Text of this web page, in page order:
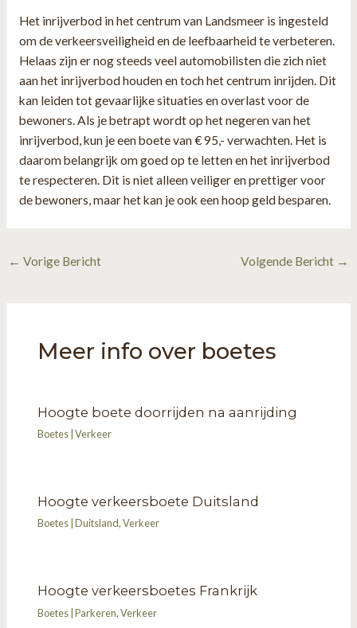
Het inrijverbod in het centrum van Landsmeer is ingesteld
om de verkeersveiligheid en de leefbaarheid te verbeteren.
Helaas zijn er nog steeds veel automobilisten die zich niet
aan het inrijverbod houden en toch het centrum inrijden. Dit
kan leiden tot gevaarlijke situaties en overlast voor de
bewoners. Als je betrapt wordt op het negeren van het
inrijverbod, kun je een boete van € 95,- verwachten. Het is
daarom belangrijk om goed op te letten en het inrijverbod
te respecteren. Dit is niet alleen veiliger en prettiger voor
de bewoners, maar het kan je ook een hoop geld besparen.
Bericht
← Vorige Bericht Volgende Bericht →
Meer info over boetes
Hoogte boete doorrijden na aanrijding
Boetes |Verkeer
Hoogte verkeersboete Duitsland
Boetes |Duitsland,Verkeer
Hoogte verkeersboetes Frankrijk
Boetes |Parkeren,Verkeer